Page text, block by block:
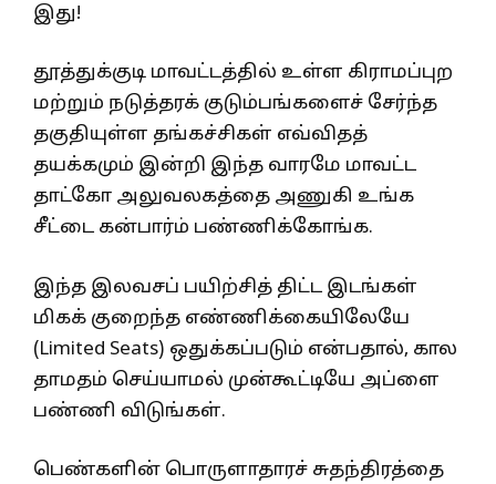
இது!
தூத்துக்குடி மாவட்டத்தில் உள்ள கிராமப்புற
மற்றும் நடுத்தரக் குடும்பங்களைச் சேர்ந்த
தகுதியுள்ள தங்கச்சிகள் எவ்விதத்
தயக்கமும் இன்றி இந்த வாரமே மாவட்ட
தாட்கோ அலுவலகத்தை அணுகி உங்க
சீட்டை கன்பார்ம் பண்ணிக்கோங்க.
இந்த இலவசப் பயிற்சித் திட்ட இடங்கள்
மிகக் குறைந்த எண்ணிக்கையிலேயே
(Limited Seats) ஒதுக்கப்படும் என்பதால், கால
தாமதம் செய்யாமல் முன்கூட்டியே அப்ளை
பண்ணி விடுங்கள்.
பெண்களின் பொருளாதாரச் சுதந்திரத்தை